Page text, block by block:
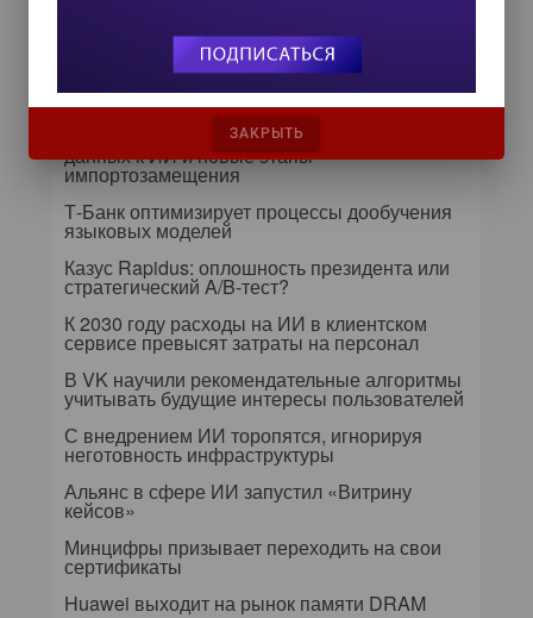
Самое читаемое
24 сентября на форуме «Управление
данными — 2026» обсудят подготовку
данных к ИИ и новые этапы
импортозамещения
Т-Банк оптимизирует процессы дообучения
языковых моделей
Казус Rapidus: оплошность президента или
стратегический A/B-тест?
К 2030 году расходы на ИИ в клиентском
сервисе превысят затраты на персонал
В VK научили рекомендательные алгоритмы
учитывать будущие интересы пользователей
С внедрением ИИ торопятся, игнорируя
неготовность инфраструктуры
Альянс в сфере ИИ запустил «Витрину
кейсов»
Минцифры призывает переходить на свои
сертификаты
Huawei выходит на рынок памяти DRAM
ЗАКРЫТЬ